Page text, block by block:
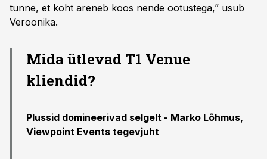
tunne, et koht areneb koos nende ootustega,” usub
Veroonika.
Mida ütlevad T1 Venue
kliendid?
Plussid domineerivad selgelt - Marko Lõhmus,
Viewpoint Events tegevjuht